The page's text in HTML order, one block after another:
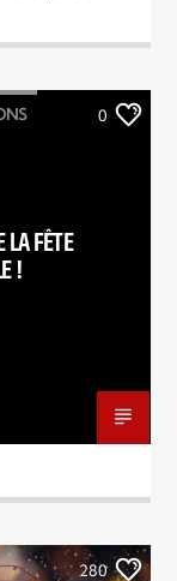
0
FÊTE
!
280